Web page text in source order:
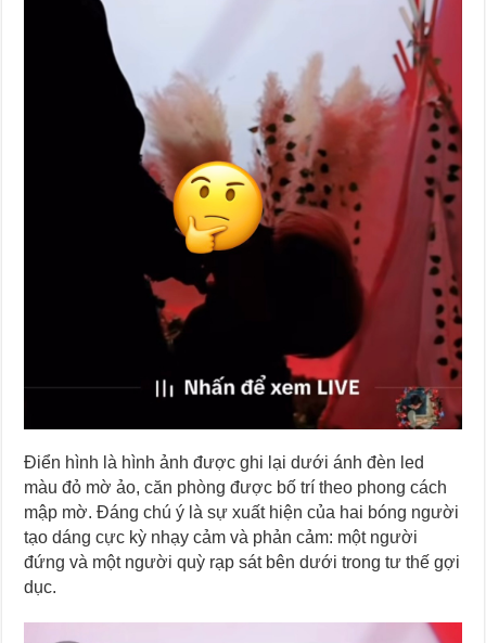
Điển hình là hình ảnh được ghi lại dưới ánh đèn led
màu đỏ mờ ảo, căn phòng được bố trí theo phong cách
mập mờ. Đáng chú ý là sự xuất hiện của hai bóng người
tạo dáng cực kỳ nhạy cảm và phản cảm: một người
đứng và một người quỳ rạp sát bên dưới trong tư thế gợi
dục.